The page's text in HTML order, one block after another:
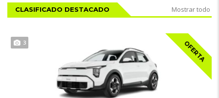
CLASIFICADO DESTACADO Mostrar todo
OFERTA
3